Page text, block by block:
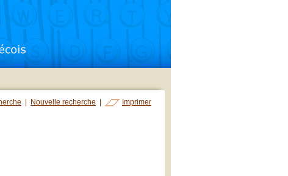
Nouvelle recherche Imprimer